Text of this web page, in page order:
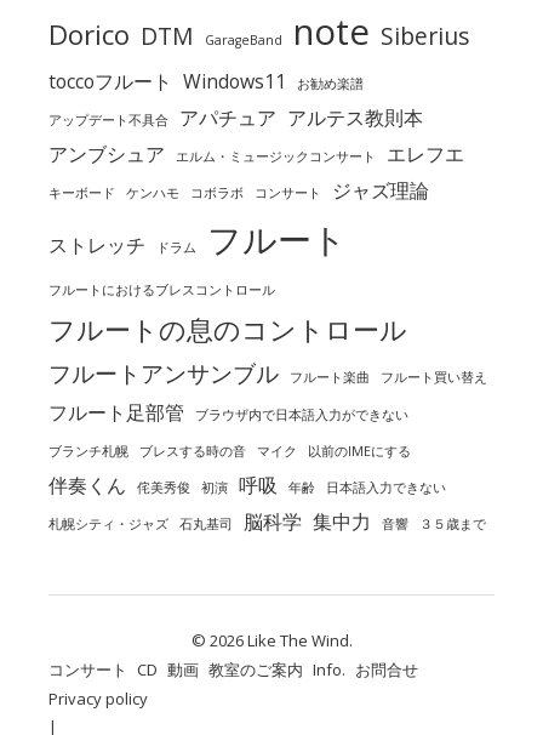
Dorico DTM GarageBand note Siberius
toccoフルート Windows11 お勧め楽譜
アップデート不具合 アパチュア アルテス教則本
アンブシュア
エルム・ミュージックコンサート エレフエ
キーボード ケンハモ コボラボ コンサート ジャズ理論
ストレッチ ドラム フルート
フルートにおけるブレスコントロール
フルートの息のコントロール
フルートアンサンブル フルート楽曲 フルート買い替え
フルート足部管 ブラウザ内で日本語入力ができない
ブランチ札幌 ブレスする時の音 マイク 以前のIMEにする
伴奏くん 侘美秀俊 初演 呼吸 年齢 日本語入力できない
札幌シティ・ジャズ 石丸基司 脳科学 集中力 音響 ３５歳まで
© 2026 Like The Wind.
コンサート
CD 動画 教室のご案内 Info. お問合せ
Privacy policy